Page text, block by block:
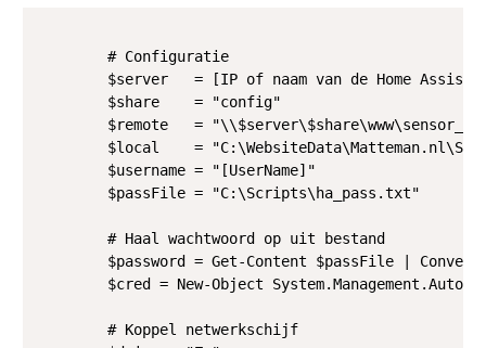
        # Configuratie
$server   = [IP of naam van de Home
        $share    = "config"
$remote   =
$local    =
        $username = "[UserName]"
        $passFile = "C:\Scripts\ha_pass.txt"
        # Haal wachtwoord op uit bestand
$password = Get-Content $passFile |
$cred = New-Object
        # Koppel netwerkschijf